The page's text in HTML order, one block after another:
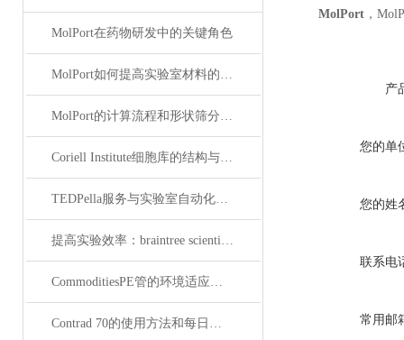
MolPort在药物研发中的关键角色
MolPort如何提高实验室材料的可得性与合规性
MolPort的计算流程和形状筛分的优势
Coriell Institute细胞库的结构与管理说明
TEDPella服务与实验室自动化设备的整合
提高实验效率：braintree scientific耗材pe管的使用技巧
CommoditiesPE管的环境适应性与安全性分析
Contrad 70的使用方法和每日保养说明
MolPort ，
产
您的单
您的姓
联系电
常用邮